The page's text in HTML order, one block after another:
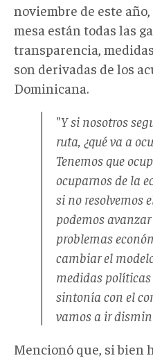
noviembre de este
mesa están todas las
transparencia,
son derivadas de los
Dominicana.
"Y si nosotros
ruta, ¿qué va a
Tenemos que
ocuparnos de la
si no resolvemos
podemos
problemas
cambiar el
medidas políticas
sintonía con el
vamos a ir
Mencionó que, si bien